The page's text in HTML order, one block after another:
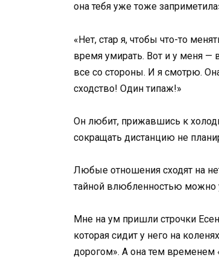
она тебя уже тоже
«Нет, стар я, чтобы что-то
время умирать. Вот и у меня
все со стороны. И я смотрю.
сходство! Один типаж!»
Он любит, прижавшись к
сокращать дистанцию не
Любые отношения сходят на
тайной влюбленностью
Мне на ум пришли строчки
которая сидит у него на
дорогом». А она тем временем